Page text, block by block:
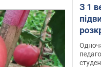
З 1